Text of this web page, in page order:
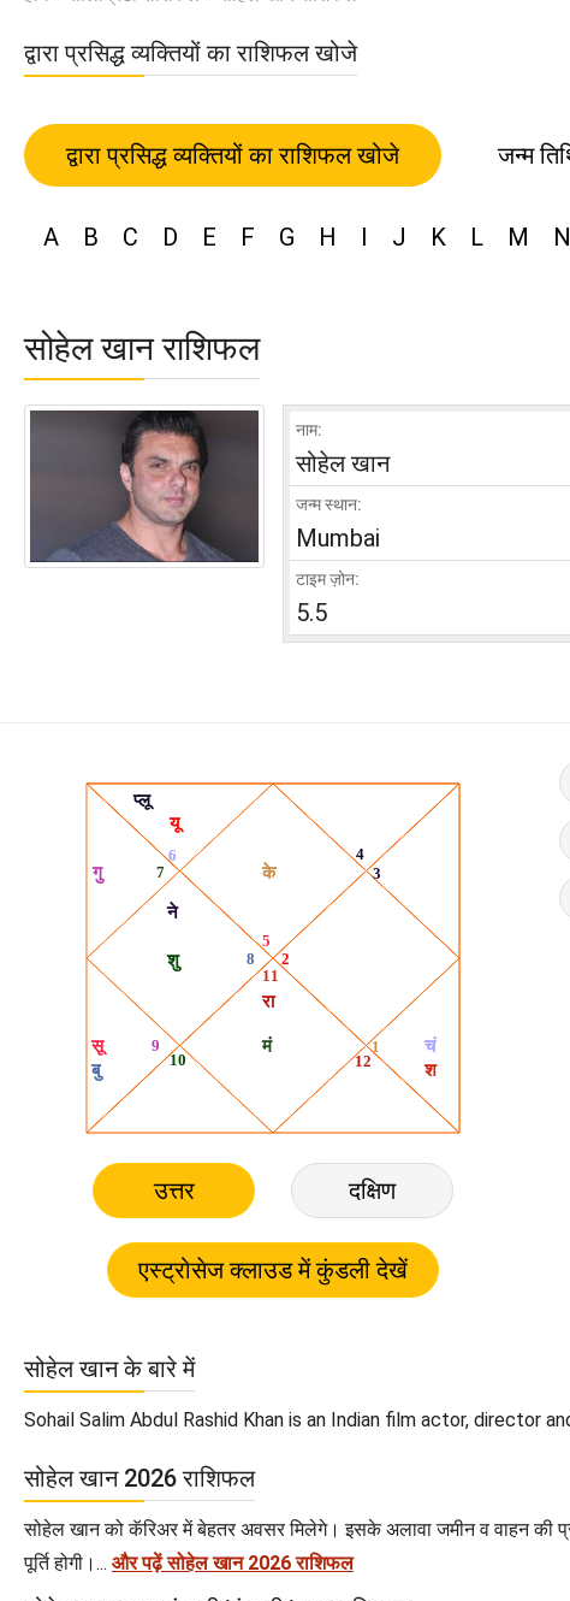
द्वारा प्रसिद्ध व्यक्तियों का राशिफल खोजे
द्वारा प्रसिद्ध व्यक्तियों का राशिफल खोजे जन्म
A B C D E F G H I J K L M N
सोहेल खान राशिफल
नाम:
सोहेल खान
जन्म स्थान:
Mumbai
टाइम ज़ोन:
5.5
उत्तर दक्षिण
सोहेल खान के बारे में
Sohail Salim Abdul Rashid Khan is an Indian film actor, director
सोहेल खान 2026 राशिफल
सोहेल खान को कॅरिअर में बेहतर अवसर मिलेगे। इसके अलावा जमीन व वाहन की
पूर्ति होगी।... और पढ़ें सोहेल खान 2026 राशिफल